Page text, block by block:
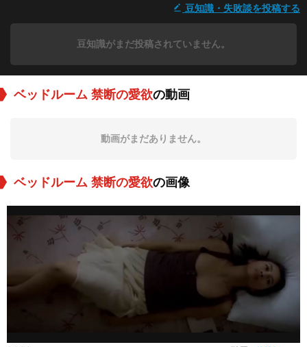
豆知識・失敗談を投稿する
豆知識がまだ投稿されていません。
ベッドルーム 禁断の愛欲の動画
動画がまだありません。
ベッドルーム 禁断の愛欲の画像